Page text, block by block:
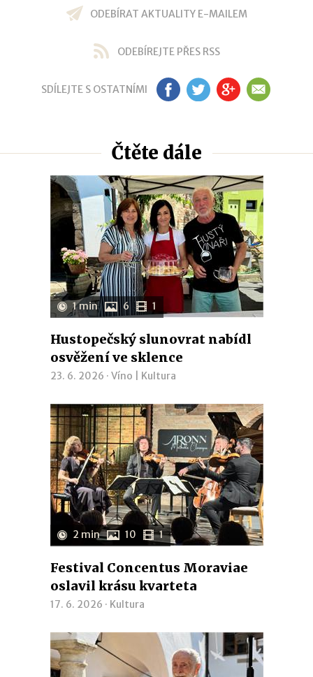
ODEBÍRAT AKTUALITY E-MAILEM
ODEBÍREJTE PŘES RSS
SDÍLEJTE S OSTATNÍMI FB TW GP EM
Čtěte dále
1 min 6 1
Hustopečský slunovrat nabídl
osvěžení ve sklence
23. 6. 2026 · Víno Kultura
2 min 10 1
Festival Concentus Moraviae
oslavil krásu kvarteta
17. 6. 2026 · Kultura